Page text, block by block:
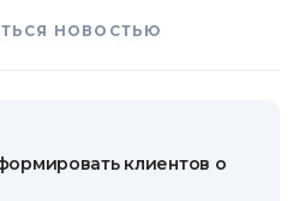
НОВОСТЬЮ
клиентов о